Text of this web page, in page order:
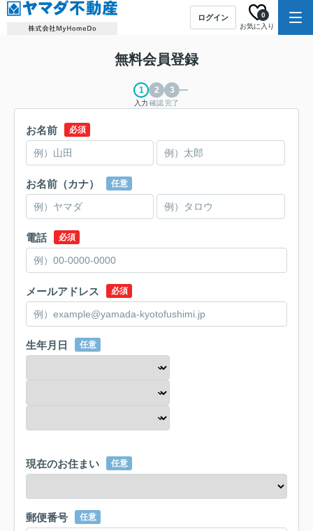
ログイン
お気に入り
0
無料会員登録
入力 確認完了
お名前 必須
お名前（カナ） 任意
電話 必須
メールアドレス 必須
生年月日 任意
現在のお住まい 任意
郵便番号 任意